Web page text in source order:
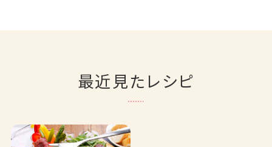
最近見たレシピ